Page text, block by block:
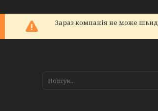
Зараз компанія не може